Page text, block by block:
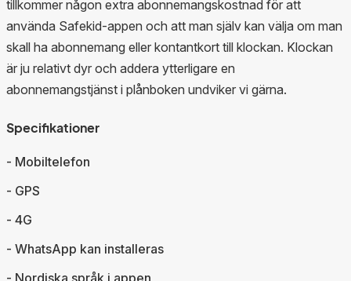
tillkommer någon extra abonnemangskostnad för att
använda Safekid-appen och att man själv kan välja om man
skall ha abonnemang eller kontantkort till klockan. Klockan
är ju relativt dyr och addera ytterligare en
abonnemangstjänst i plånboken undviker vi gärna.
Specifikationer
- Mobiltelefon
- GPS
- 4G
- WhatsApp kan installeras